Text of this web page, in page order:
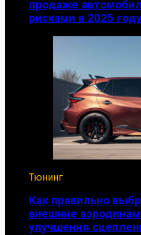
продаже
рисками в 2025 году
Тюнинг
Как правильно
внешние
улучшения